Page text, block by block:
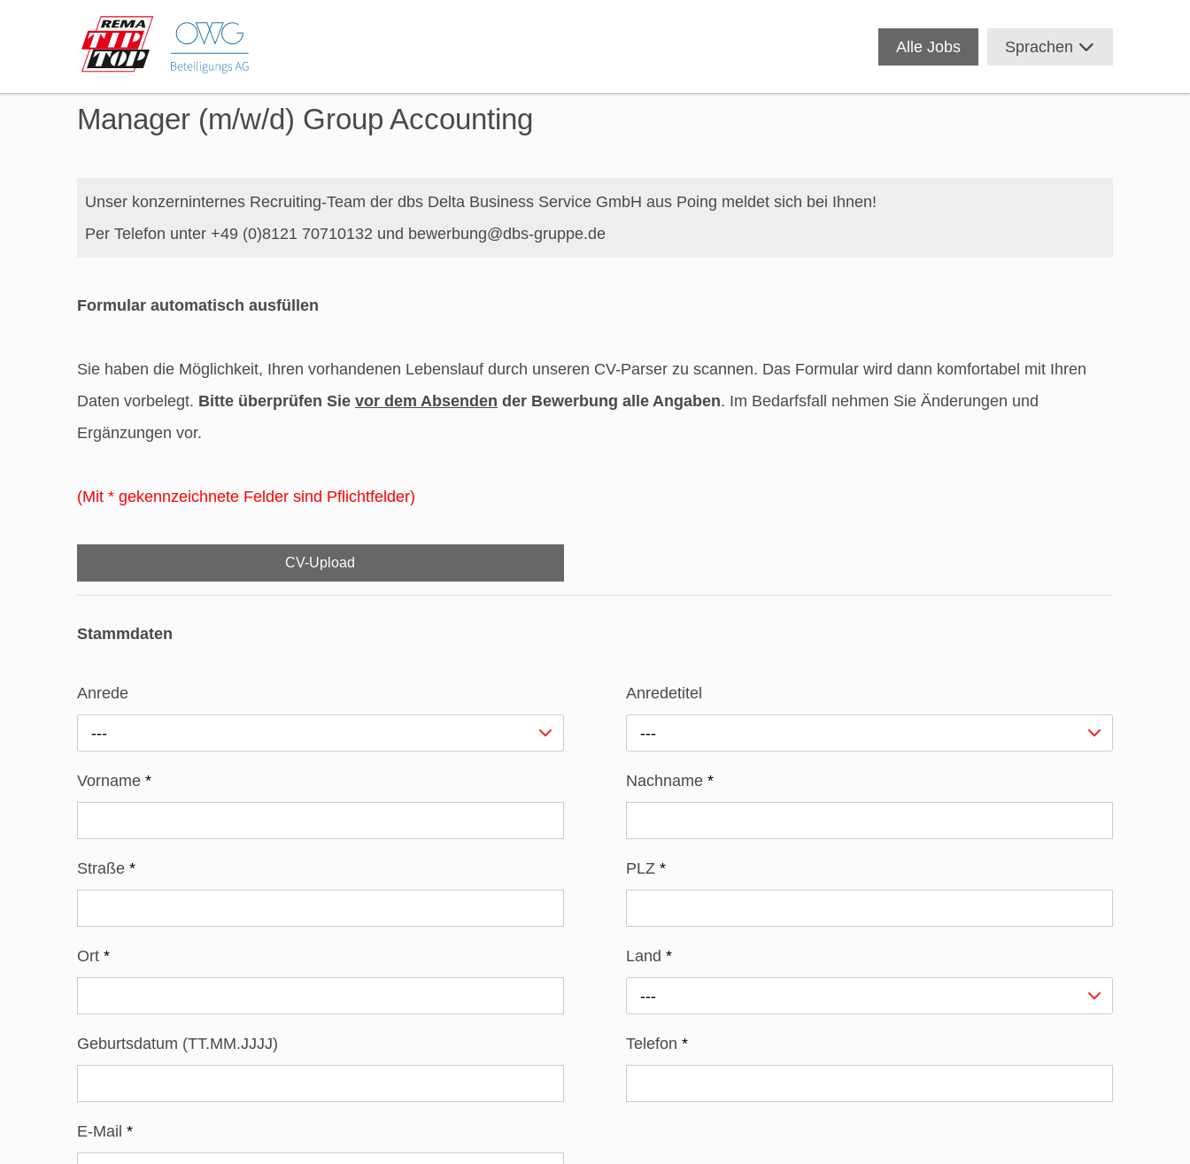
Alle Jobs Sprachen
Manager (m/w/d) Group Accounting
Unser konzerninternes Recruiting-Team der dbs Delta Business Service GmbH aus Poing meldet sich bei Ihnen!
Per Telefon unter +49 (0)8121 70710132 und bewerbung@dbs-gruppe.de
Formular automatisch ausfüllen
Sie haben die Möglichkeit, Ihren vorhandenen Lebenslauf durch unseren CV-Parser zu scannen. Das Formular wird dann komfortabel mit Ihren
Daten vorbelegt. Bitte überprüfen Sie vor dem Absenden der Bewerbung alle Angaben. Im Bedarfsfall nehmen Sie Änderungen und
Ergänzungen vor.
(Mit * gekennzeichnete Felder sind Pflichtfelder)
CV-Upload
Stammdaten
Anrede
---
Anredetitel
---
Vorname * Nachname*
Straße * PLZ*
Ort * Land*
---
Geburtsdatum (TT.MM.JJJJ) Telefon*
E-Mail *